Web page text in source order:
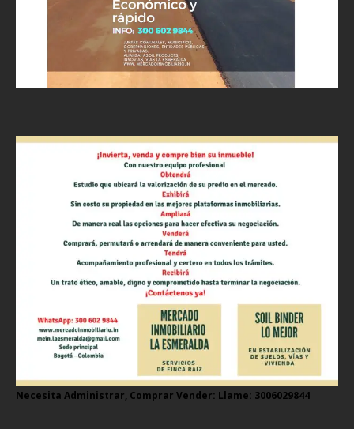
Necesita Administrar, Comprar Vender: Llame: 3006029844